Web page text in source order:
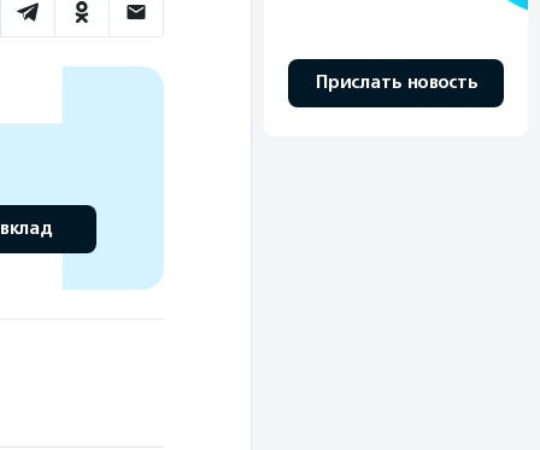
Прислать новость